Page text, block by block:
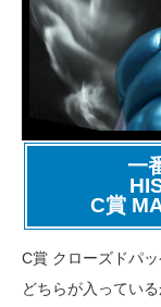
一
C賞
C賞 クローズドパ
どちらが入っている